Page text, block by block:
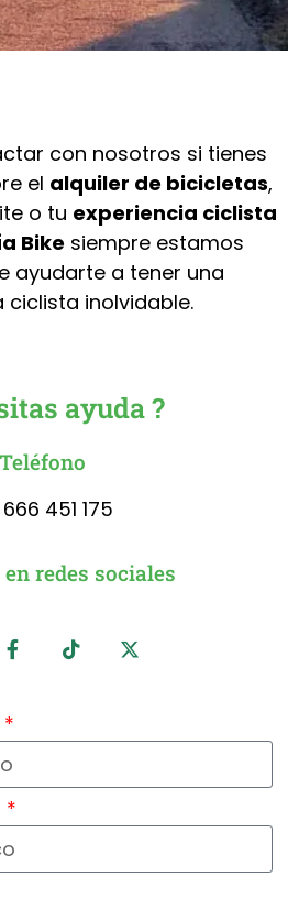
con nosotros si tienes
el alquiler de bicicletas,
o tu experiencia ciclista
Bike siempre estamos
ayudarte a tener una
ciclista inolvidable.
ayuda ?
Teléfono
666 451 175
redes sociales